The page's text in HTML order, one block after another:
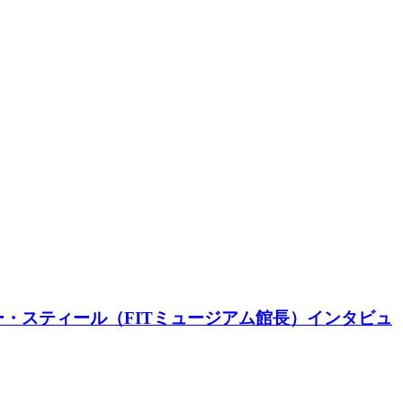
スティール（FITミュージアム館長）インタビュ